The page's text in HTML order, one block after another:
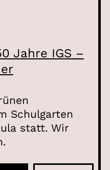
Jahre IGS –
Schulgarten
statt. Wir